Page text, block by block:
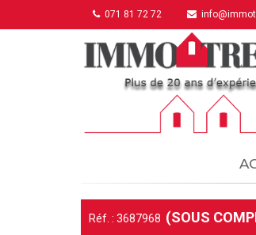
071 81 72 72
Réf. : 3687968 (SOUS